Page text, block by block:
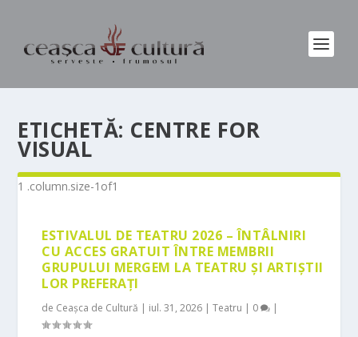
ETICHETĂ: CENTRE FOR
VISUAL
ESTIVALUL DE TEATRU 2026 – ÎNTÂLNIRI
CU ACCES GRATUIT ÎNTRE MEMBRII
GRUPULUI MERGEM LA TEATRU ȘI ARTIȘTII
LOR PREFERAȚI
de Ceașca de Cultură | iul. 31, 2026 |Teatru | 0 |